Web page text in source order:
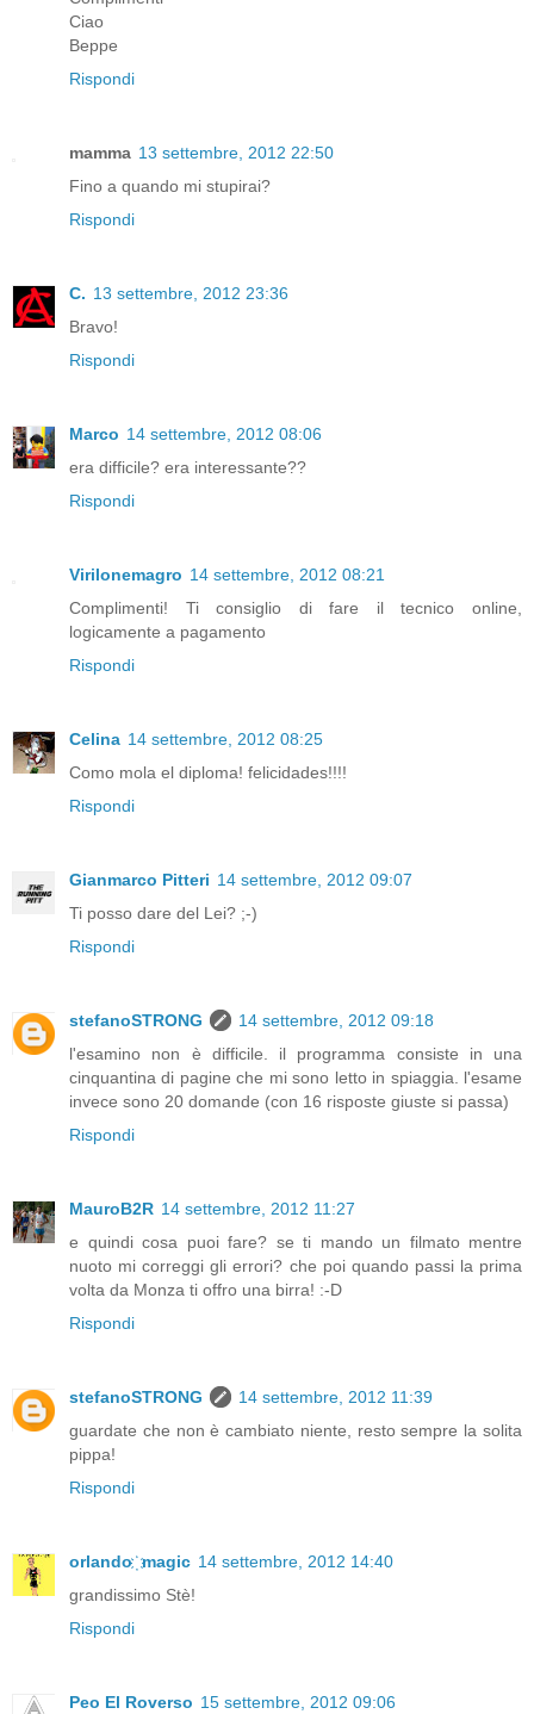
Ciao
Beppe
Rispondi
mamma 13 settembre, 2012 22:50
Fino a quando mi stupirai?
Rispondi
C. 13 settembre, 2012 23:36
Bravo!
Rispondi
Marco 14 settembre, 2012 08:06
era difficile? era interessante??
Rispondi
Virilonemagro 14 settembre, 2012 08:21
Complimenti! Ti consiglio di fare il tecnico online,
logicamente a pagamento
Rispondi
Celina 14 settembre, 2012 08:25
Como mola el diploma! felicidades!!!!
Rispondi
Gianmarco Pitteri 14 settembre, 2012 09:07
Ti posso dare del Lei? ;-)
Rispondi
stefanoSTRONG
14 settembre, 2012 09:18
l'esamino non è difficile. il programma consiste in una
cinquantina di pagine che mi sono letto in spiaggia. l'esame
invece sono 20 domande (con 16 risposte giuste si passa)
Rispondi
MauroB2R 14 settembre, 2012 11:27
e quindi cosa puoi fare? se ti mando un filmato mentre
nuoto mi correggi gli errori? che poi quando passi la prima
volta da Monza ti offro una birra! :-D
Rispondi
stefanoSTRONG
14 settembre, 2012 11:39
guardate che non è cambiato niente, resto sempre la solita
pippa!
Rispondi
orlando ҉ magic 14 settembre, 2012 14:40
grandissimo Stè!
Rispondi
Peo El Roverso 15 settembre, 2012 09:06